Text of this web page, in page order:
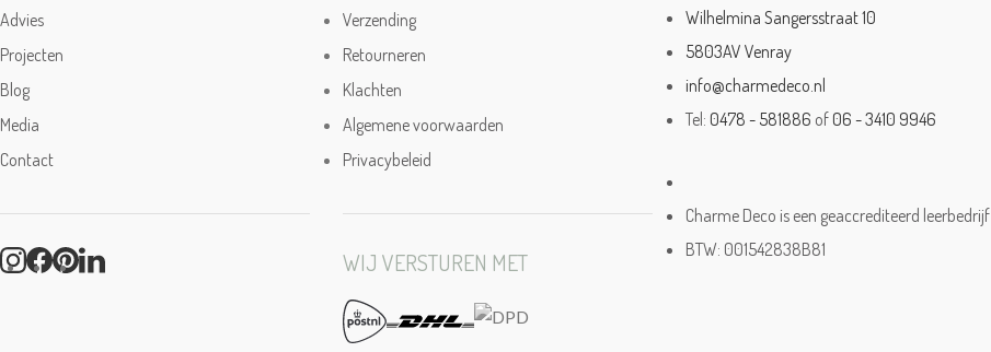
Advies
Projecten
Blog
Media
Contact
Verzending
Retourneren
Klachten
Algemene voorwaarden
Privacybeleid
WIJ VERSTUREN MET
Wilhelmina Sangersstraat 10
5803AV Venray
info@charmedeco.nl
Tel: 0478 - 581886 of 06 - 3410 9946
Charme Deco is een geaccrediteerd leerbedrijf
BTW: 001542838B81